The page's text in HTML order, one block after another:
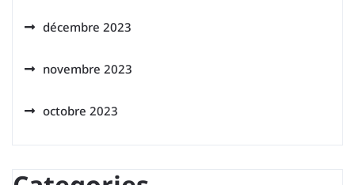
décembre 2023
novembre 2023
octobre 2023